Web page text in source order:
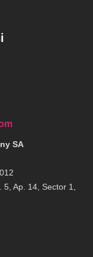
SA
Ap. 14, Sector 1,